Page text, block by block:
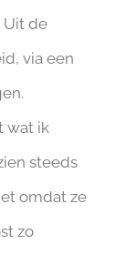
Uit de
via een
wat ik
steeds
omdat ze
zo